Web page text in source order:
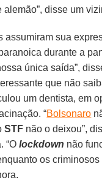
alemão”, disse um
assumiram sua
durante a
única saída”,
que não
um dentista, em
“Bolsonaro
STF não o deixou”,
“Olockdown não
os criminosos